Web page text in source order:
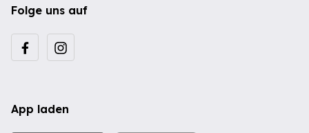
Folge uns auf
App laden